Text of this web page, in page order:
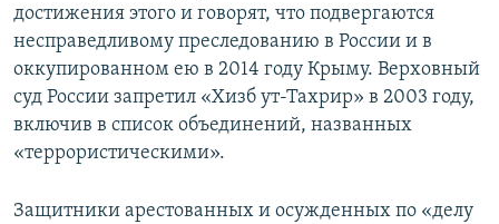
достижения этого и говорят, что подвергаются
несправедливому преследованию в России и в
оккупированном ею в 2014 году Крыму. Верховный
суд России запретил «Хизб ут-Тахрир» в 2003 году,
включив в список объединений, названных
«террористическими».
Защитники арестованных и осужденных по «делу